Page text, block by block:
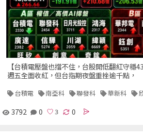
【台積電壓盤也擋不住，台股開低翻紅守穩
週五全面收紅，但台指期夜盤重挫逾千點，
台積電 南亞科 聯發科 華新科
3792 0 0